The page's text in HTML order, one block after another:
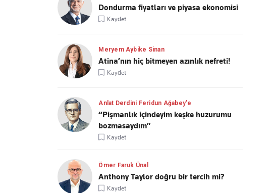
Dondurma fiyatları ve piyasa ekonomisi
Kaydet
Meryem Aybike Sinan
Atina’nın hiç bitmeyen azınlık nefreti!
Kaydet
Anlat Derdini Feridun Ağabey'e
“Pişmanlık içindeyim keşke huzurumu
bozmasaydım”
Kaydet
Ömer Faruk Ünal
Anthony Taylor doğru bir tercih mi?
Kaydet